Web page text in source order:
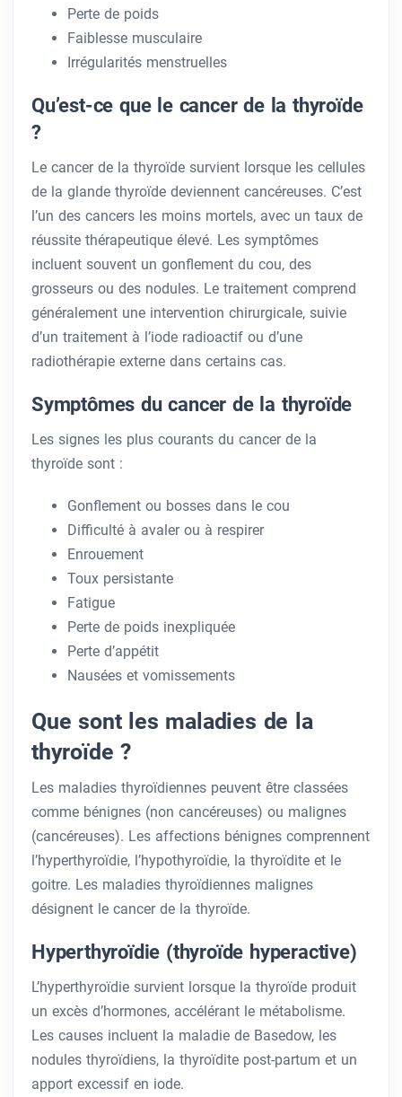
Perte de poids
Faiblesse musculaire
Irrégularités menstruelles
Qu’est-ce que le cancer de la thyroïde
?
Le cancer de la thyroïde survient lorsque les cellules
de la glande thyroïde deviennent cancéreuses. C’est
l’un des cancers les moins mortels, avec un taux de
réussite thérapeutique élevé. Les symptômes
incluent souvent un gonflement du cou, des
grosseurs ou des nodules. Le traitement comprend
généralement une intervention chirurgicale, suivie
d’un traitement à l’iode radioactif ou d’une
radiothérapie externe dans certains cas.
Symptômes du cancer de la thyroïde
Les signes les plus courants du cancer de la
thyroïde sont :
Gonflement ou bosses dans le cou
Difficulté à avaler ou à respirer
Enrouement
Toux persistante
Fatigue
Perte de poids inexpliquée
Perte d’appétit
Nausées et vomissements
Que sont les maladies de la
thyroïde ?
Les maladies thyroïdiennes peuvent être classées
comme bénignes (non cancéreuses) ou malignes
(cancéreuses). Les affections bénignes comprennent
l’hyperthyroïdie, l’hypothyroïdie, la thyroïdite et le
goitre. Les maladies thyroïdiennes malignes
désignent le cancer de la thyroïde.
Hyperthyroïdie (thyroïde hyperactive)
L’hyperthyroïdie survient lorsque la thyroïde produit
un excès d’hormones, accélérant le métabolisme.
Les causes incluent la maladie de Basedow, les
nodules thyroïdiens, la thyroïdite post-partum et un
apport excessif en iode.